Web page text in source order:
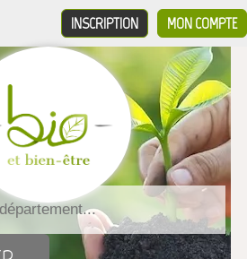
MON COMPTE
INSCRIPTION